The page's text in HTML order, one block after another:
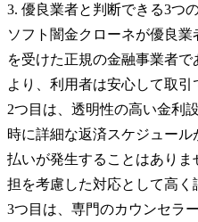
3. 優良業者と判断できる3つ
ソフト闇金クローネが優良
を受けた正規の金融事業者
より、利用者は安心して取引
2つ目は、透明性の高い金利
時に詳細な返済スケジュー
払いが発生することはあり
担を考慮した対応として高く
3つ目は、専門のカウンセラ